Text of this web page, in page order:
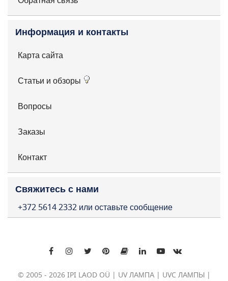
Информация и контакты
Карта сайта
Статьи и обзоры
Вопросы
Заказы
Контакт
Свяжитесь с нами
+372 5614 2332 или оставьте сообщение
© 2005 - 2026 IPI LAOD OÜ | UV ЛАМПА | UVC ЛАМПЫ |